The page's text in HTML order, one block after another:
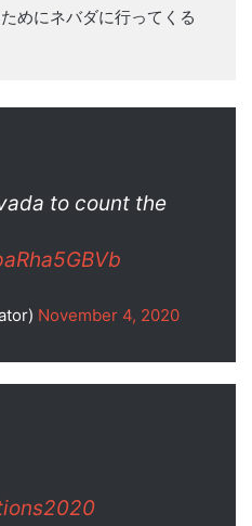
めにネバダに行ってくる
to count the
November 4, 2020